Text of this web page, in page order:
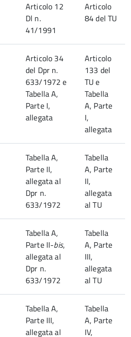
Articolo 12
Dl n.
41/1991
Articolo
84 del TU
Articolo 34
del Dpr n.
633/1972 e
Tabella A,
Parte I,
allegata
Articolo
133 del
TU e
Tabella
A, Parte
I,
allegata
Tabella A,
Parte II,
allegata al
Dpr n.
633/1972
Tabella
A, Parte
II,
allegata
al TU
Tabella A,
Parte II-bis,
allegata al
Dpr n.
633/1972
Tabella
A, Parte
III,
allegata
al TU
Tabella A,
Parte III,
allegata al
Tabella
A, Parte
IV,